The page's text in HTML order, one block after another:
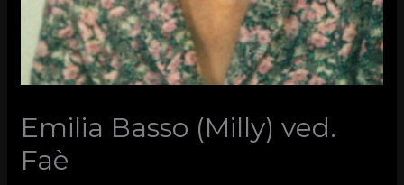
Emilia Basso (Milly) ved.
Faè